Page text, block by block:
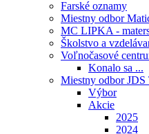
Farské oznamy
Miestny odbor
MC LIPKA -
Školstvo a
Voľnočasové
Konalo sa ...
Miestny odbor JDS
Výbor
Akcie
2025
2024